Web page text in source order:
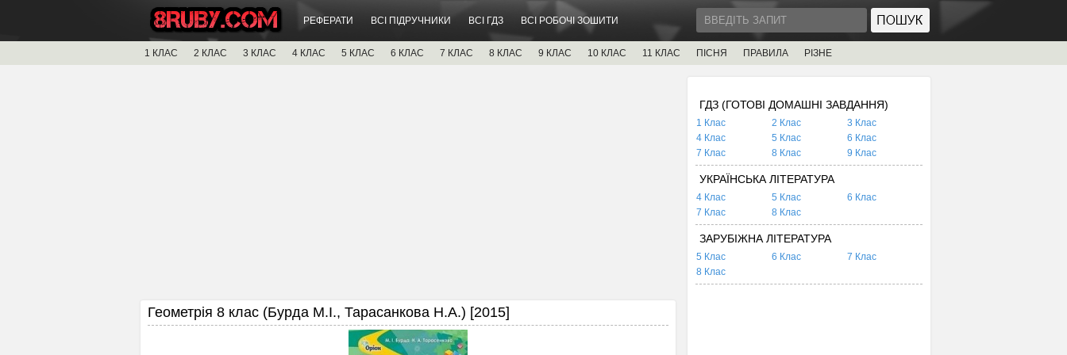
РЕФЕРАТИ ВСІ ПІДРУЧНИКИ ВСІ ГДЗ ВСІ РОБОЧІ ЗОШИТИ
1 КЛАС 2 КЛАС 3 КЛАС 4 КЛАС 5 КЛАС 6 КЛАС 7 КЛАС 8 КЛАС 9 КЛАС 10 КЛАС 11 КЛАС ПІСНЯ ПРАВИЛА РІЗНЕ
Геометрія 8 клас (Бурда М.І., Тарасанкова Н.А.) [2015]
ГДЗ (ГОТОВІ ДОМАШНІ ЗАВДАННЯ)
1 Клас 2 Клас
3 Клас
4 Клас
5 Клас
6 Клас
7 Клас
8 Клас 9 Клас
УКРАЇНСЬКА ЛІТЕРАТУРА
4 Клас 5 Клас
6 Клас
7 Клас
8 Клас
ЗАРУБІЖНА ЛІТЕРАТУРА
5 Клас 6 Клас
7 Клас
8 Клас